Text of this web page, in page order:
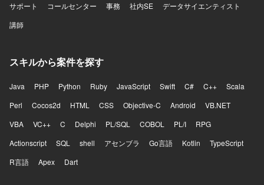
サポート
コールセンター 事務 社内SE
データサイエンティスト
講師
スキルから案件を探す
Java PHP Python Ruby JavaScript Swift C# C++
Scala
Perl
Cocos2d HTML CSS Objective-C Android
VB.NET
VBA
VC++ C Delphi PL/SQL COBOL PL/I
RPG
Actionscript
SQL shell アセンブラ Go言語 Kotlin
TypeScript
R言語
Apex Dart